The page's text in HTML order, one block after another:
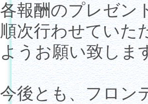
各報酬のプレゼン
順次行わせていた
ようお願い致しま
今後とも、フロン